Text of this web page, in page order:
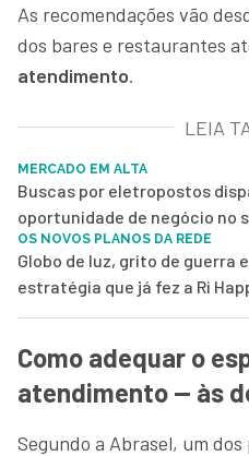
As recomendações vão
dos bares e restaurantes
atendimento.
LEIA
MERCADO EM ALTA
Buscas por eletropostos
oportunidade de negócio no
OS NOVOS PLANOS DA REDE
Globo de luz, grito de guerra
estratégia que já fez a Ri
Como adequar o
atendimento — às
Segundo a Abrasel, um